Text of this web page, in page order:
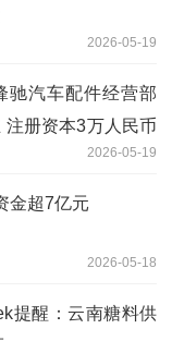
2026-05-19
驰汽车配件经营部
注册资本3万人民币
2026-05-19
金超7亿元
2026-05-18
提醒：云南糖料供